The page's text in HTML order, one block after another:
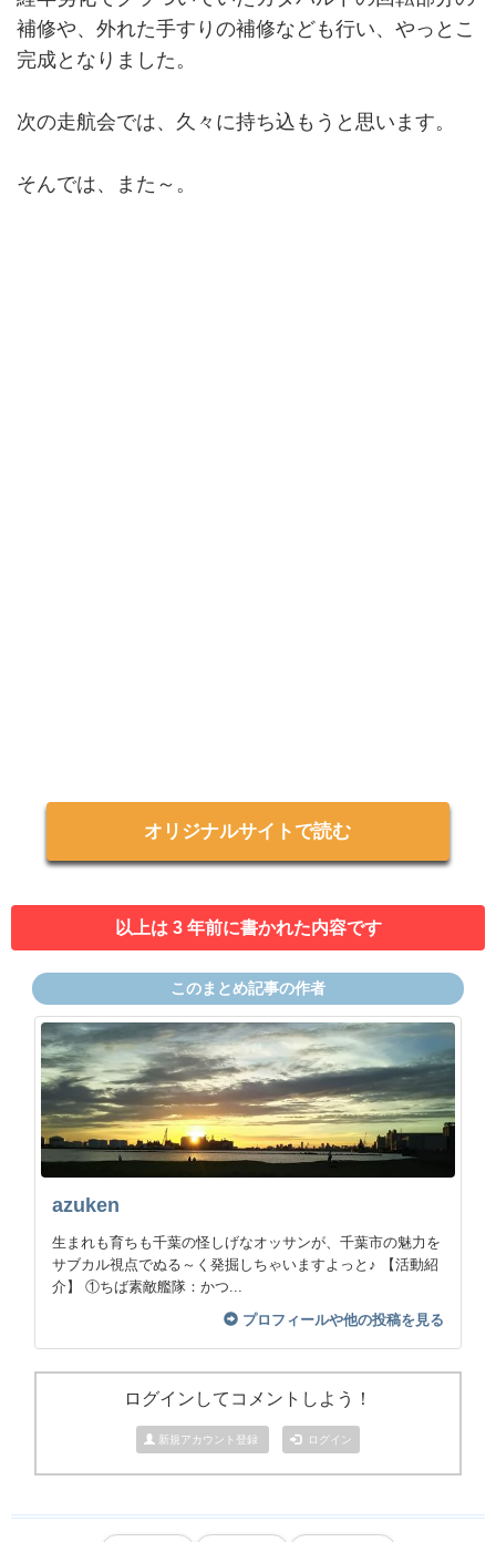
補修や、外れた手すりの補修なども行い、やっとこ
完成となりました。
次の走航会では、久々に持ち込もうと思います。
そんでは、また～。
オリジナルサイトで読む
以上は 3 年前に書かれた内容です
このまとめ記事の作者
azuken
生まれも育ちも千葉の怪しげなオッサンが、千葉市の魅力を
サブカル視点でぬる～く発掘しちゃいますよっと♪ 【活動紹
介】 ①ちば素敵艦隊：かつ...
プロフィールや他の投稿を見る
ログインしてコメントしよう！
新規アカウント登録 ログイン